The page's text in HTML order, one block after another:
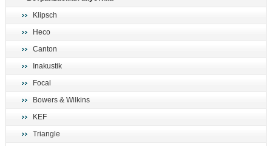
Klipsch
Heco
Canton
Inakustik
Focal
Bowers & Wilkins
KEF
Triangle